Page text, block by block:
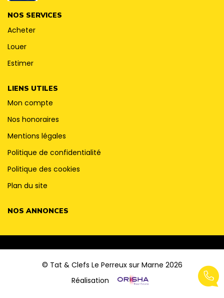
NOS SERVICES
Acheter
Louer
Estimer
LIENS UTILES
Mon compte
Nos honoraires
Mentions légales
Politique de confidentialité
Politique des cookies
Plan du site
NOS ANNONCES
© Tat & Clefs Le Perreux sur Marne 2026
Réalisation